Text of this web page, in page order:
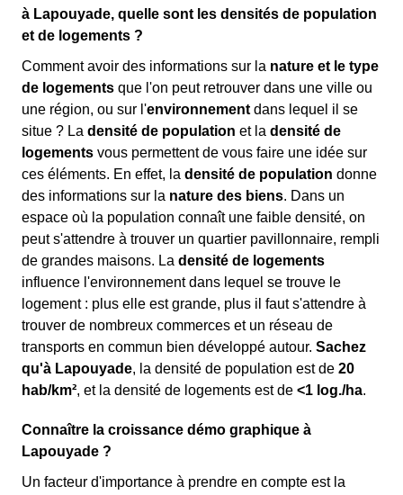
à Lapouyade, quelle sont les densités de population
et de logements ?
Comment avoir des informations sur la nature et le type
de logements que l'on peut retrouver dans une ville ou
une région, ou sur l'environnement dans lequel il se
situe ? La densité de population et la densité de
logements vous permettent de vous faire une idée sur
ces éléments. En effet, la densité de population donne
des informations sur la nature des biens. Dans un
espace où la population connaît une faible densité, on
peut s'attendre à trouver un quartier pavillonnaire, rempli
de grandes maisons. La densité de logements
influence l'environnement dans lequel se trouve le
logement : plus elle est grande, plus il faut s'attendre à
trouver de nombreux commerces et un réseau de
transports en commun bien développé autour. Sachez
qu'à Lapouyade, la densité de population est de 20
hab/km², et la densité de logements est de <1 log./ha.
Connaître la croissance démo graphique à
Lapouyade ?
Un facteur d'importance à prendre en compte est la